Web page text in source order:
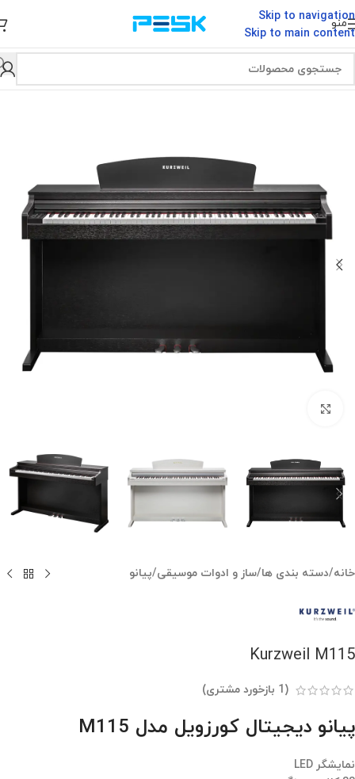
Skip to navigation
Skip to main content
منو
خانه/دسته بندی ها/ساز و ادوات موسیقی/پیانو
Kurzweil M115
(
1 بازخورد مشتری)
پیانو دیجیتال کورزویل مدل M115
نمایشگر LED